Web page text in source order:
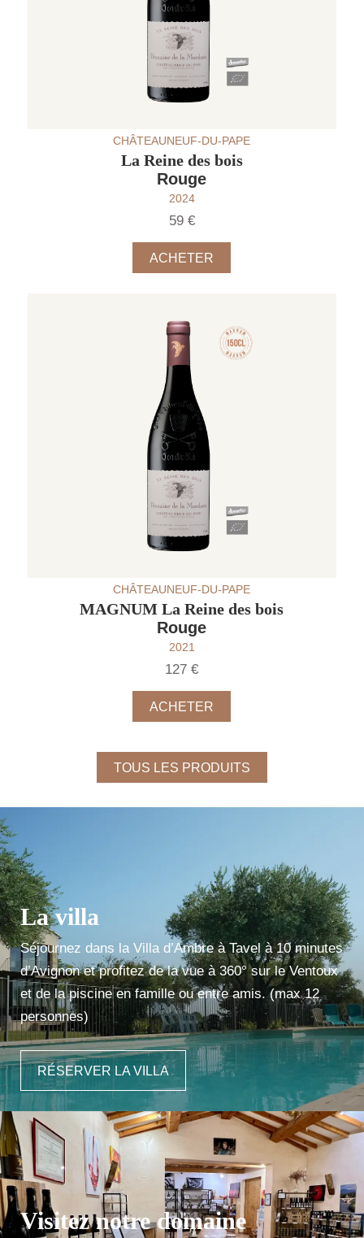
CHÂTEAUNEUF-DU-PAPE
La Reine des bois
Rouge
2024
59 €
ACHETER
CHÂTEAUNEUF-DU-PAPE
MAGNUM La Reine des bois
Rouge
2021
127 €
ACHETER
TOUS LES PRODUITS
La villa
Séjournez dans la Villa d’Ambre à Tavel à 10 minutes
d’Avignon et profitez de la vue à 360° sur le Ventoux
et de la piscine en famille ou entre amis. (max 12
personnes)
RÉSERVER LA VILLA
Visitez notre domaine